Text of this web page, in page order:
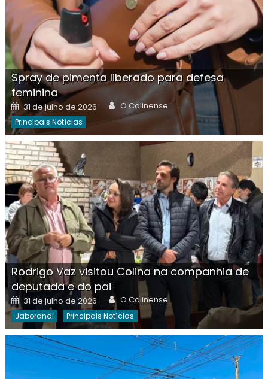
Spray de pimenta liberado para defesa
feminina
Posted
on
31 de julho de 2026 Author
O Colinense
Principais Notícias
Rodrigo Vaz visitou Colina na companhia de
deputada e do pai
Posted
on
31 de julho de 2026 Author
O Colinense
Jaborandi Principais Notícias